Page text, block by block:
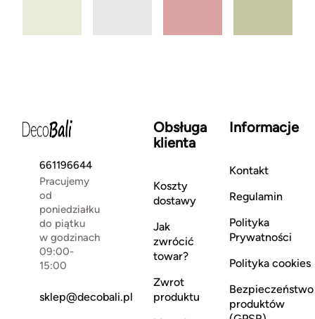
661196644
Pracujemy
od
poniedziałku
do piątku
w godzinach
09:00-
15:00
sklep@decobali.pl
Obsługa
klienta
Koszty
dostawy
Jak
zwrócić
towar?
Zwrot
produktu
Informacje
Kontakt
Regulamin
Polityka
Prywatności
Polityka cookies
Bezpieczeństwo
produktów